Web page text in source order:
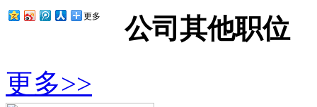
更多
公司其他职位
更多>>